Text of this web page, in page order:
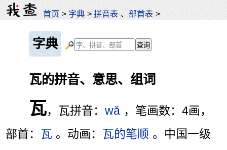
首页 > 字典 >拼音表 、部首表 >
字典
瓦的拼音、意思、组词
瓦，瓦拼音：wǎ ，笔画数：4画，
部首： 瓦 。动画： 瓦的笔顺 。中国一级